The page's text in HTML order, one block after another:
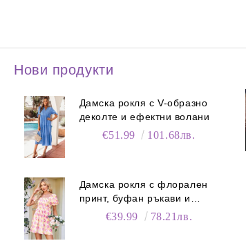
Нови продукти
Дамска рокля с V-образно
деколте и ефектни волани
€51.99 101.68лв.
Дамска рокля с флорален
принт, буфан ръкави и
джобове€39.99 78.21лв.